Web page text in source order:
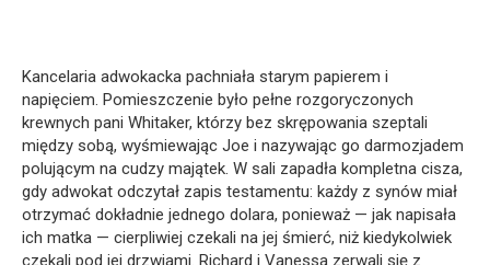
Kancelaria adwokacka pachniała starym papierem i
napięciem. Pomieszczenie było pełne rozgoryczonych
krewnych pani Whitaker, którzy bez skrępowania szeptali
między sobą, wyśmiewając Joe i nazywając go darmozjadem
polującym na cudzy majątek. W sali zapadła kompletna cisza,
gdy adwokat odczytał zapis testamentu: każdy z synów miał
otrzymać dokładnie jednego dolara, ponieważ — jak napisała
ich matka — cierpliwiej czekali na jej śmierć, niż kiedykolwiek
czekali pod jej drzwiami. Richard i Vanessa zerwali się z